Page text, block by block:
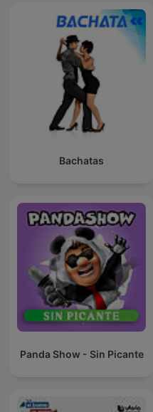
Bachatas
Panda Show - Sin Picante